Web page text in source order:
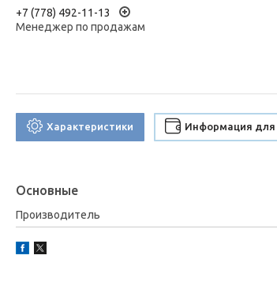
+7 (778) 492-11-13
Менеджер по продажам
Характеристики Информация для
Основные
Производитель